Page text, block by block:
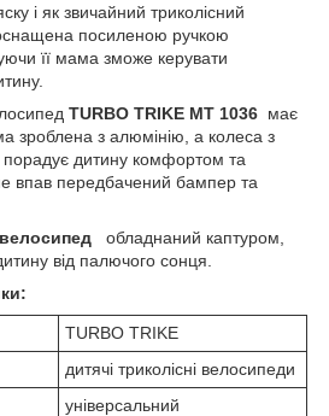
і як звичайний триколісний
посиленою ручкою
її мама зможе керувати
TURBO TRIKE MT 1036 має
зроблена з алюмінію, а колеса з
дитину комфортом та
впав передбачений бампер та
обладнаний каптуром,
від палючого сонця.
TURBO TRIKE
дитячі триколісні велосипеди
універсальний